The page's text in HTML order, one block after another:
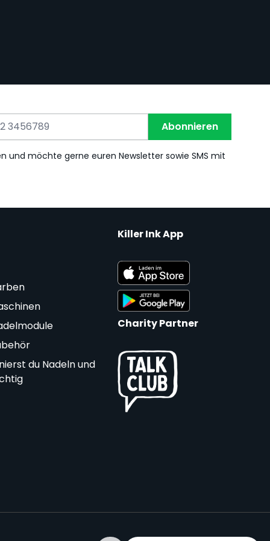
Abonnieren
und möchte gerne euren Newsletter sowie SMS mit
du Nadeln und
Killer Ink App
Charity Partner